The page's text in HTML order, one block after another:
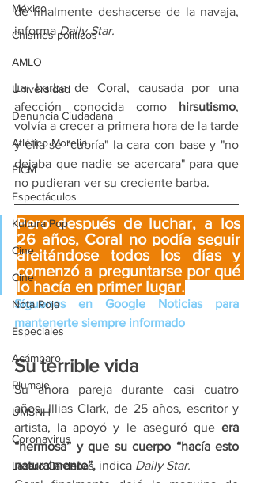
México
Chismes políticos
AMLO
Universidad
Denuncia Ciudadana
Atlético Morelia
FICM
Espectáculos
Kultura Pop
Cine
Cine
Nota Roja
Especiales
Acámbaro
Plumaje
UMSNH
Coronavirus
Lázaro Cárdenas
de finalmente deshacerse de la navaja,
informa Daily Star.
La barba de Coral, causada por una
afección conocida como hirsutismo,
volvía a crecer a primera hora de la tarde
y ella se "cubría" la cara con base y "no
dejaba que nadie se acercara" para que
no pudieran ver su creciente barba.
Pero después de luchar, a los
26 años, Coral no podía seguir
afeitándose todos los días y
comenzó a preguntarse por qué
lo hacía en primer lugar.
Síguenos en Google Noticias para
mantenerte siempre informado
Su terrible vida
Su ahora pareja durante casi cuatro
años, Illias Clark, de 25 años, escritor y
artista, la apoyó y le aseguró que era
“hermosa” y que su cuerpo “hacía esto
naturalmente”, indica Daily Star.